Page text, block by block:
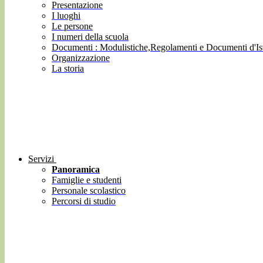
Presentazione
I luoghi
Le persone
I numeri della scuola
Documenti : Modulistiche,Regolamenti e Documenti
Organizzazione
La storia
Servizi
Panoramica
Famiglie e studenti
Personale scolastico
Percorsi di studio